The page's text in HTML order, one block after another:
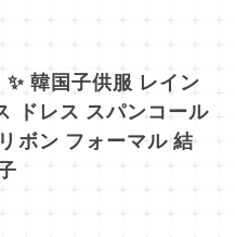
韓国子供服 レイン
ドレス スパンコール
ボン フォーマル 結